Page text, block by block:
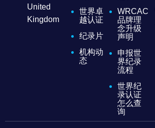
United
Kingdom
世界卓
越认证
纪录片
机构动
态
WRCAC
品牌理
念升级
声明
申报世
界纪录
流程
世界纪
录认证
怎么查
询